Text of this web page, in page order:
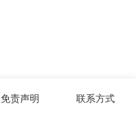
免责声明 联系方式